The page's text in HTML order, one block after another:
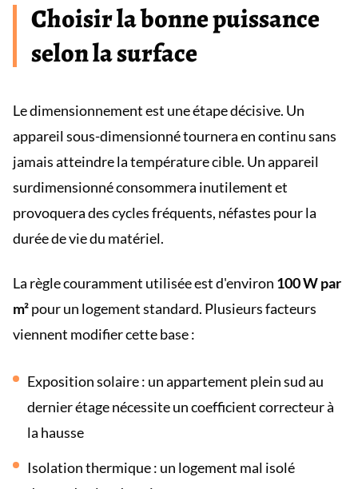
Choisir la bonne puissance
selon la surface
Le dimensionnement est une étape décisive. Un
appareil sous-dimensionné tournera en continu sans
jamais atteindre la température cible. Un appareil
surdimensionné consommera inutilement et
provoquera des cycles fréquents, néfastes pour la
durée de vie du matériel.
La règle couramment utilisée est d'environ 100 W par
m²pour un logement standard. Plusieurs facteurs
viennent modifier cette base :
Exposition solaire : un appartement plein sud au
dernier étage nécessite un coefficient correcteur à
la hausse
Isolation thermique : un logement mal isolé